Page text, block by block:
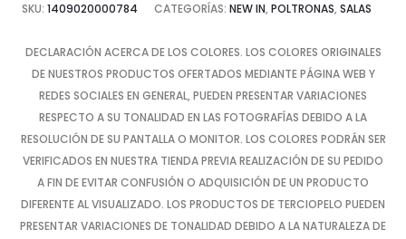
SKU: 1409020000784 CATEGORÍAS: NEW IN, POLTRONAS, SALAS
DECLARACIÓN ACERCA DE LOS COLORES. LOS COLORES ORIGINALES
DE NUESTROS PRODUCTOS OFERTADOS MEDIANTE PÁGINA WEB Y
REDES SOCIALES EN GENERAL, PUEDEN PRESENTAR VARIACIONES
RESPECTO A SU TONALIDAD EN LAS FOTOGRAFÍAS DEBIDO A LA
RESOLUCIÓN DE SU PANTALLA O MONITOR. LOS COLORES PODRÁN SER
VERIFICADOS EN NUESTRA TIENDA PREVIA REALIZACIÓN DE SU PEDIDO
A FIN DE EVITAR CONFUSIÓN O ADQUISICIÓN DE UN PRODUCTO
DIFERENTE AL VISUALIZADO. LOS PRODUCTOS DE TERCIOPELO PUEDEN
PRESENTAR VARIACIONES DE TONALIDAD DEBIDO A LA NATURALEZA DE